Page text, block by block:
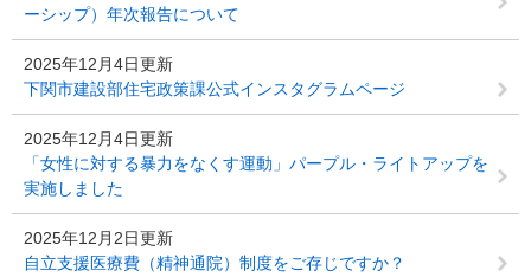
ーシップ）年次報告について
2025年12月4日更新
下関市建設部住宅政策課公式インスタグラムページ
2025年12月4日更新
「女性に対する暴力をなくす運動」パープル・ライトアップを
実施しました
2025年12月2日更新
自立支援医療費（精神通院）制度をご存じですか？